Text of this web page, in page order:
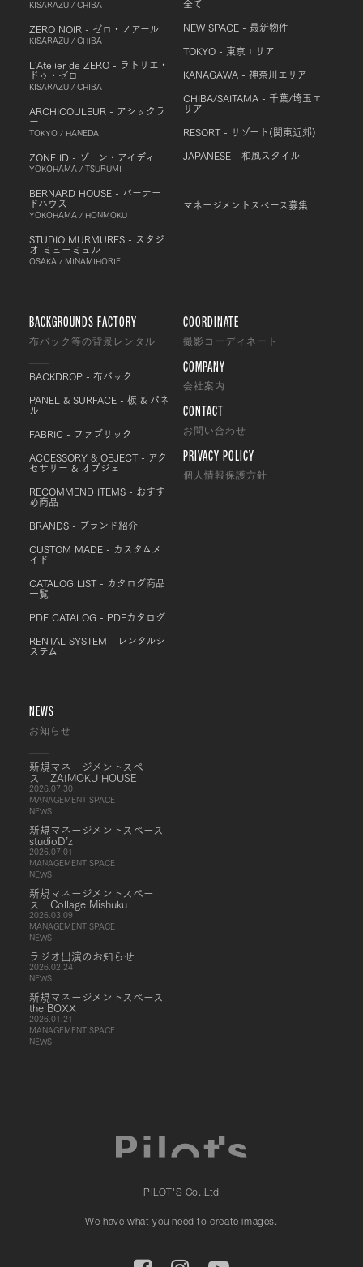
KISARAZU / CHIBA
ZERO NOIR - ゼロ・ノアール
KISARAZU / CHIBA
L'Atelier de ZERO - ラトリエ・
ドゥ・ゼロ
KISARAZU / CHIBA
ARCHICOULEUR - アシックラ
ー
TOKYO / HANEDA
ZONE ID - ゾーン・アイディ
YOKOHAMA / TSURUMI
BERNARD HOUSE - バーナー
ドハウス
YOKOHAMA / HONMOKU
STUDIO MURMURES - スタジ
オ ミューミュル
OSAKA / MINAMIHORIE
全て
NEW SPACE - 最新物件
TOKYO - 東京エリア
KANAGAWA - 神奈川エリア
CHIBA/SAITAMA - 千葉/埼玉エ
リア
RESORT - リゾート(関東近郊)
JAPANESE - 和風スタイル
マネージメントスペース募集
BACKGROUNDS FACTORY
布バック等の背景レンタル
BACKDROP - 布バック
PANEL & SURFACE - 板 & パネ
ル
FABRIC - ファブリック
ACCESSORY & OBJECT - アク
セサリー & オブジェ
RECOMMEND ITEMS - おすす
め商品
BRANDS - ブランド紹介
CUSTOM MADE - カスタムメ
イド
CATALOG LIST - カタログ商品
一覧
PDF CATALOG - PDFカタログ
RENTAL SYSTEM - レンタルシ
ステム
COORDINATE
撮影コーディネート
COMPANY
会社案内
CONTACT
お問い合わせ
PRIVACY POLICY
個人情報保護方針
NEWS
お知らせ
新規マネージメントスペー
ス ZAIMOKU HOUSE
2026.07.30
MANAGEMENT SPACE
NEWS
新規マネージメントスペース
studioD’z
2026.07.01
MANAGEMENT SPACE
NEWS
新規マネージメントスペー
ス Collage Mishuku
2026.03.09
MANAGEMENT SPACE
NEWS
ラジオ出演のお知らせ
2026.02.24
NEWS
新規マネージメントスペース
the BOXX
2026.01.21
MANAGEMENT SPACE
NEWS
PILOT'S Co.,Ltd
We have what you need to create images.